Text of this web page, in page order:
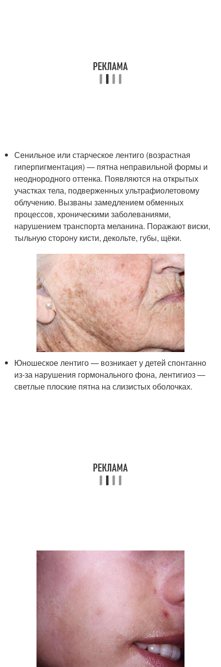
Сенильное или старческое лентиго (возрастная
гиперпигментация) — пятна неправильной формы и
неоднородного оттенка. Появляются на открытых
участках тела, подверженных ультрафиолетовому
облучению. Вызваны замедлением обменных
процессов, хроническими заболеваниями,
нарушением транспорта меланина. Поражают виски,
тыльную сторону кисти, декольте, губы, щёки.
Юношеское лентиго — возникает у детей спонтанно
из-за нарушения гормонального фона, лентигиоз —
светлые плоские пятна на слизистых оболочках.